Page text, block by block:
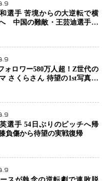
選手 苦境からの大逆転で横
中国の難敵・王芸迪選手を
こからまた行くぞ」兄・智和
ォロワー580万人超！Z世代の
さくらさん 待望の1st写真集
日発売決定 沖縄で“今しか残
選手 54日ぶりのピッチへ帰
負傷から待望の実戦復帰